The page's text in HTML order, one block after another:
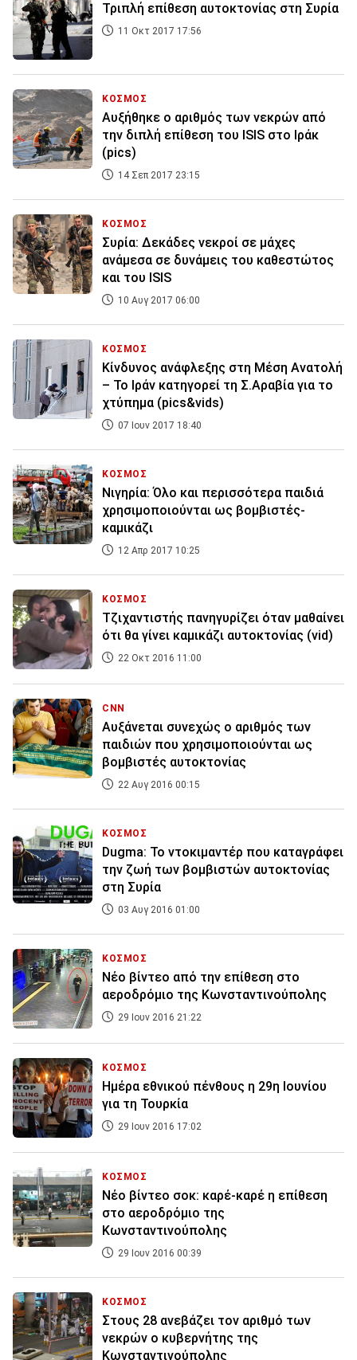
Τριπλή επίθεση αυτοκτονίας στη Συρία
11 Οκτ 2017 17:56
ΚΟΣΜΟΣ
Αυξήθηκε ο αριθμός των νεκρών από
την διπλή επίθεση του ISIS στο Ιράκ
(pics)
14 Σεπ 2017 23:15
ΚΟΣΜΟΣ
Συρία: Δεκάδες νεκροί σε μάχες
ανάμεσα σε δυνάμεις του καθεστώτος
και του ISIS
10 Αυγ 2017 06:00
ΚΟΣΜΟΣ
Κίνδυνος ανάφλεξης στη Μέση Ανατολή
– Το Ιράν κατηγορεί τη Σ.Αραβία για το
χτύπημα (pics&vids)
07 Ιουν 2017 18:40
ΚΟΣΜΟΣ
Νιγηρία: Όλο και περισσότερα παιδιά
χρησιμοποιούνται ως βομβιστές-
καμικάζι
12 Απρ 2017 10:25
ΚΟΣΜΟΣ
Τζιχαντιστής πανηγυρίζει όταν μαθαίνει
ότι θα γίνει καμικάζι αυτοκτονίας (vid)
22 Οκτ 2016 11:00
CNN
Αυξάνεται συνεχώς ο αριθμός των
παιδιών που χρησιμοποιούνται ως
βομβιστές αυτοκτονίας
22 Αυγ 2016 00:15
ΚΟΣΜΟΣ
Dugma: Το ντοκιμαντέρ που καταγράφει
την ζωή των βομβιστών αυτοκτονίας
στη Συρία
03 Αυγ 2016 01:00
ΚΟΣΜΟΣ
Νέο βίντεο από την επίθεση στο
αεροδρόμιο της Κωνσταντινούπολης
29 Ιουν 2016 21:22
ΚΟΣΜΟΣ
Ημέρα εθνικού πένθους η 29η Ιουνίου
για τη Τουρκία
29 Ιουν 2016 17:02
ΚΟΣΜΟΣ
Νέο βίντεο σοκ: καρέ-καρέ η επίθεση
στο αεροδρόμιο της
Κωνσταντινούπολης
29 Ιουν 2016 00:39
ΚΟΣΜΟΣ
Στους 28 ανεβάζει τον αριθμό των
νεκρών ο κυβερνήτης της
Κωνσταντινούπολης